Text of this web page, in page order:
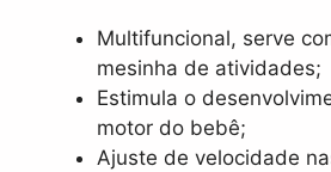
Multifuncional, serve
mesinha de atividades;
Estimula o
motor do bebê;
Ajuste de velocidade